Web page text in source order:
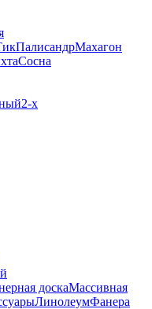
ПалисандрМахагон
Сосна
2-х
доскаМассивная
ЛинолеумФанера